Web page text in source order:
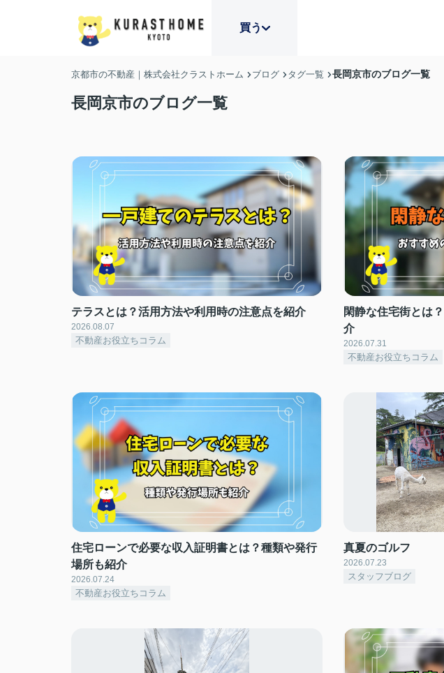
買う
京都市の不動産｜株式会社クラストホーム ブログ タグ一覧 長岡京市のブログ一覧
長岡京市のブログ一覧
テラスとは？活用方法や利用時の注意点を紹介
2026.08.07
不動産お役立ちコラム
閑静な住宅街とは
介
2026.07.31
不動産お役立ちコラム
住宅ローンで必要な収入証明書とは？種類や発行
場所も紹介
2026.07.24
不動産お役立ちコラム
真夏のゴルフ
2026.07.23
スタッフブログ